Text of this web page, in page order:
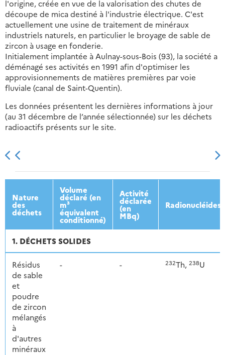
l'origine, créée en vue de la valorisation des chutes de
découpe de mica destiné à l'industrie électrique. C'est
actuellement une usine de traitement de minéraux
industriels naturels, en particulier le broyage de sable de
zircon à usage en fonderie.
Initialement implantée à Aulnay-sous-Bois (93), la société a
déménagé ses activités en 1991 afin d'optimiser les
approvisionnements de matières premières par voie
fluviale (canal de Saint-Quentin).
Les données présentent les dernières informations à jour
(au 31 décembre de l’année sélectionnée) sur les déchets
radioactifs présents sur le site.
2013 2014 2015 2016
Nature
des
déchets
Volume
déclaré (en
m³
équivalent
conditionné)
Activité
déclarée
(en
MBq)
Radionucléides
1. DÉCHETS SOLIDES
Résidus
de sable
et
poudre
de zircon
mélangés
à
d'autres
minéraux
- - 232Th, 238U